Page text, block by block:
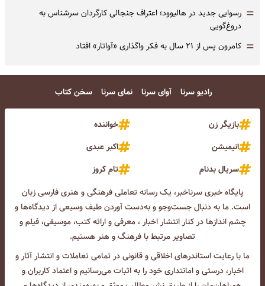
= رسوایی جدید در هالیوود؛ اعتراف جنجالی کارگردان سرشناس به
دروغ‌گویی
= کامرون پس از ۲۱ سال به فکر واگذاری «آواتار» افتاد
رادیو سرنا آوای سرنا نمای سرنا سخن کتاب
بازیگر زن
خواننده
انیمیشن
اکبر عبدی
سریال بدنام
تام کروز
پایگاه خبری سرناخبر، یک رسانه تعاملی فرهنگی و هنری فارسی زبان
است. ما به دنبال جست‌و‌جو و به‌دست آوردن طیف وسیعی از دیدگاه‌ها و
چشم انداز‌ها در کنار انتشار اخبار ، معرفی و ارائه کتب، موسیقی، فیلم و
تصاویر مرتبط با فرهنگ و هنر هستیم.
ما با رعایت استاندرهای اخلاقی و قانونی در تمامی تعاملات و انتشار آثار و
اخبار، درستی و امانتداری خود را به اثبات می‌رسانیم و اعتماد کاربران و